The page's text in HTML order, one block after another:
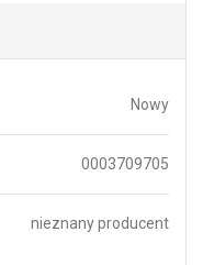
Nowy
0003709705
nieznany producent